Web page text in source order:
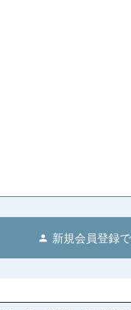
新規会員登録で